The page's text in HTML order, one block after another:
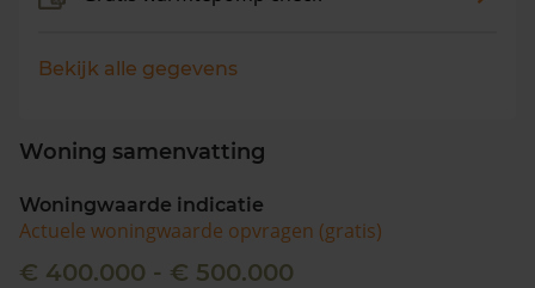
Bekijk alle gegevens
Woning samenvatting
Woningwaarde indicatie
Actuele woningwaarde opvragen (gratis)
€ 400.000 - € 500.000